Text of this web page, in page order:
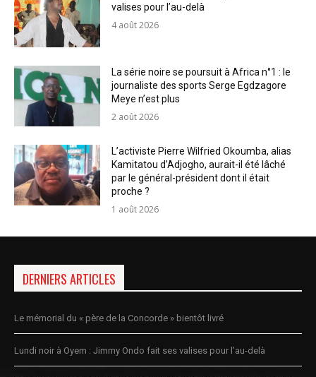
valises pour l’au-delà
4 août 2026
La série noire se poursuit à Africa n°1 : le
journaliste des sports Serge Egdzagore
Meye n’est plus
2 août 2026
L’activiste Pierre Wilfried Okoumba, alias
Kamitatou d’Adjogho, aurait-il été lâché
par le général-président dont il était
proche ?
1 août 2026
DERNIERS ARTICLES
Le mémorial du « père de la Concorde » bientôt livré
Lundi noir à Oyem : Jimmy Ondo fait ses valises pour l’au-delà